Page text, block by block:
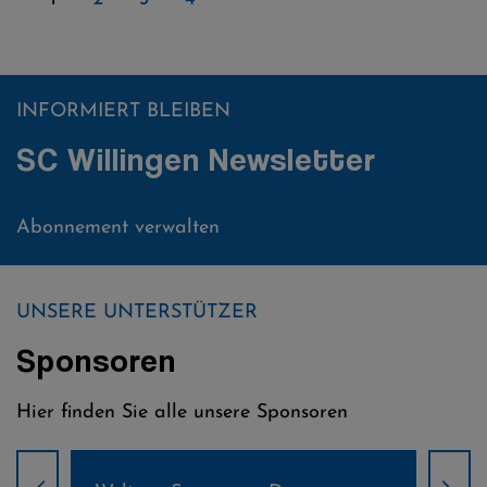
INFORMIERT BLEIBEN
SC Willingen Newsletter
Abonnement verwalten
UNSERE UNTERSTÜTZER
Sponsoren
Hier finden Sie alle unsere Sponsoren